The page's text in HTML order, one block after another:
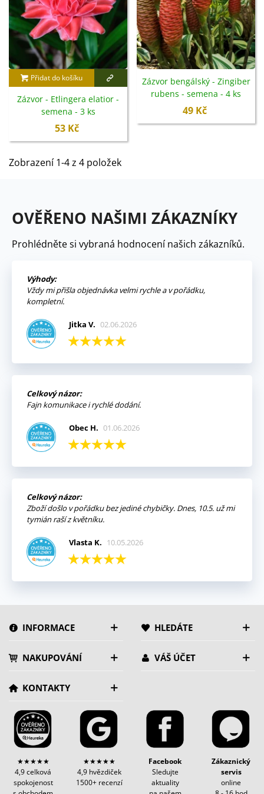
Přidat do košíku
Zázvor - Etlingera elatior -
semena - 3 ks
53 Kč
Zázvor bengálský - Zingiber
rubens - semena - 4 ks
49 Kč
Zobrazení 1-4 z 4 položek
OVĚŘENO NAŠIMI ZÁKAZNÍKY
Prohlédněte si vybraná hodnocení našich zákazníků.
Výhody:
Vždy mi přišla objednávka velmi rychle a v pořádku,
kompletní.
Jitka V. 02.06.2026
Celkový názor:
Fajn komunikace i rychlé dodání.
Obec H. 01.06.2026
Celkový názor:
Zboží došlo v pořádku bez jediné chybičky. Dnes, 10.5. už mi
tymián raší z květníku.
Vlasta K. 10.05.2026
INFORMACE HLEDÁTE
NAKUPOVÁNÍ VÁŠ ÚČET
KONTAKTY
★★★★★
4,9 celková
spokojenost
★★★★★
4,9 hvězdiček
1500+ recenzí
Facebook
Sledujte
aktuality
Zákaznický
servis
online